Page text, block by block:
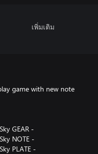
เพิ่มเติม
game with new note
GEAR -
NOTE -
PLATE -